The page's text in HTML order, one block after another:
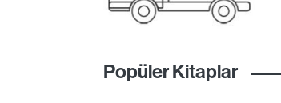
Popüler Kitaplar